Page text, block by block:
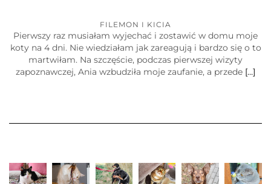
FILEMON I KICIA
Pierwszy raz musiałam wyjechać i zostawić w domu moje
koty na 4 dni. Nie wiedziałam jak zareagują i bardzo się o to
martwiłam. Na szczęście, podczas pierwszej wizyty
zapoznawczej, Ania wzbudziła moje zaufanie, a przede […]